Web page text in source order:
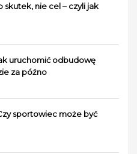
skutek, nie cel – czyli jak
uruchomić odbudowę
za późno
sportowiec może być